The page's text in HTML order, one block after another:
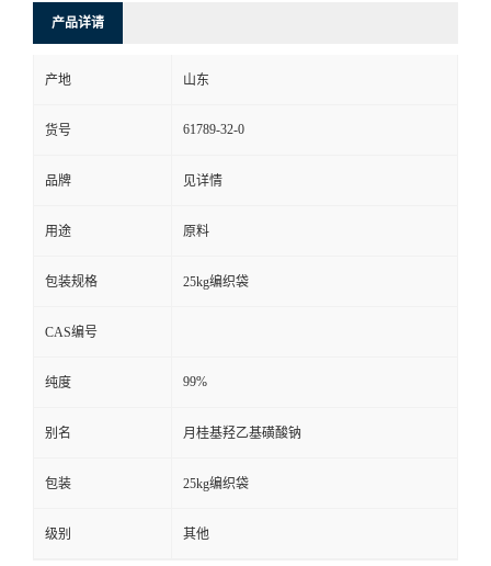
产品详请
产地 山东
货号 61789-32-0
品牌 见详情
用途 原料
包装规格 25kg编织袋
CAS编号
纯度 99%
别名 月桂基羟乙基磺酸钠
包装 25kg编织袋
级别 其他